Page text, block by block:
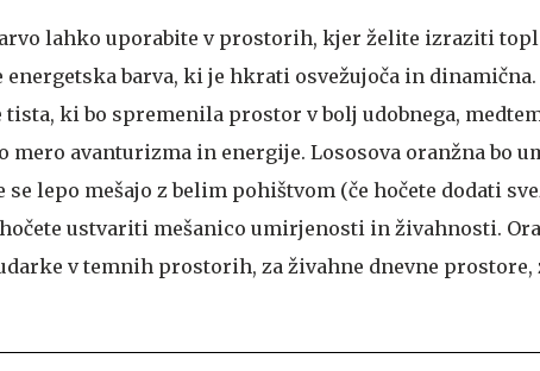
lahko uporabite v prostorih, kjer želite izraziti
energetska barva, ki je hkrati osvežujoča in dinamična.
tista, ki bo spremenila prostor v bolj udobnega,
mero avanturizma in energije. Lososova oranžna bo
se lepo mešajo z belim pohištvom (če hočete dodati
ustvariti mešanico umirjenosti in živahnosti.
v temnih prostorih, za živahne dnevne prostore,